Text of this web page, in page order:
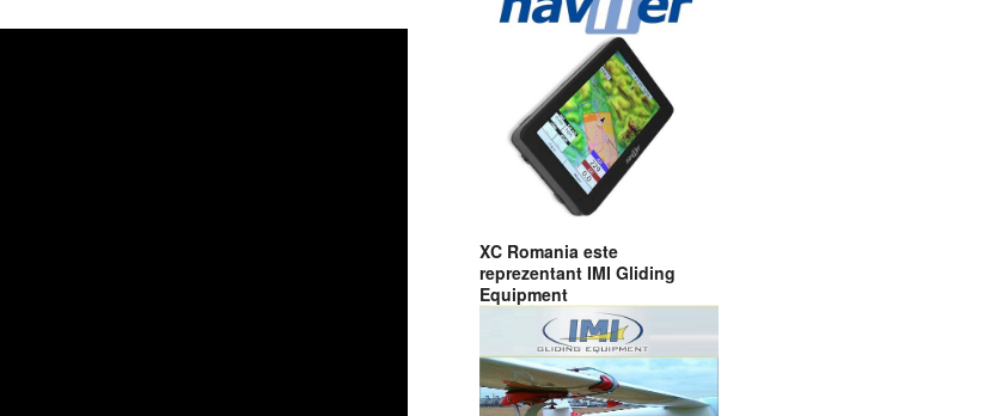
XC Romania este
reprezentant IMI Gliding
Equipment